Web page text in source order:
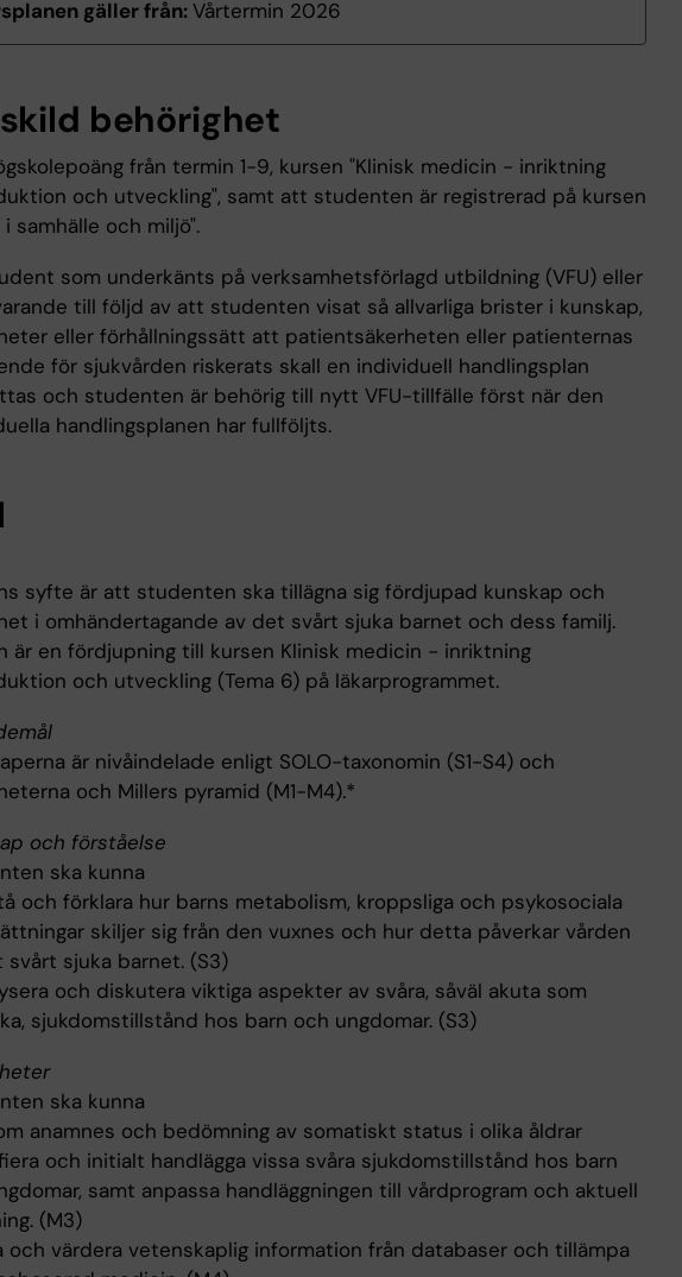
gäller från:Vårtermin 2026
behörighet
från termin 1-9, kursen "Klinisk medicin - inriktning
och utveckling", samt att studenten är registrerad på kursen
i samhälle och miljö".
som underkänts på verksamhetsförlagd utbildning (VFU) eller
till följd av att studenten visat så allvarliga brister i kunskap,
eller förhållningssätt att patientsäkerheten eller patienternas
för sjukvården riskerats skall en individuell handlingsplan
och studenten är behörig till nytt VFU-tillfälle först när den
handlingsplanen har fullföljts.
syfte är att studenten ska tillägna sig fördjupad kunskap och
i omhändertagande av det svårt sjuka barnet och dess familj.
är en fördjupning till kursen Klinisk medicin - inriktning
och utveckling (Tema 6) på läkarprogrammet.
är nivåindelade enligt SOLO-taxonomin (S1-S4) och
och Millers pyramid (M1-M4).*
och förståelse
ska kunna
och förklara hur barns metabolism, kroppsliga och psykosociala
skiljer sig från den vuxnes och hur detta påverkar vården
svårt sjuka barnet. (S3)
och diskutera viktiga aspekter av svåra, såväl akuta som
sjukdomstillstånd hos barn och ungdomar. (S3)
ska kunna
anamnes och bedömning av somatiskt status i olika åldrar
och initialt handlägga vissa svåra sjukdomstillstånd hos barn
samt anpassa handläggningen till vårdprogram och aktuell
(M3)
och värdera vetenskaplig information från databaser och tillämpa